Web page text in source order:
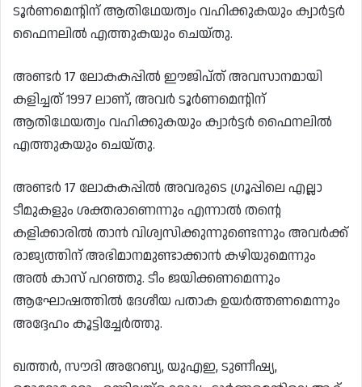
ടൂർണമെന്റിന് ആതിഥേയത്വം വഹിക്കുകയും ക്വാർട്ടർ
ഫൈനലിൽ എത്തുകയും ചെയ്തു.
അണ്ടർ 17 ലോകകപ്പിൽ ഈജിപ്ത് അവസാനമായി
കളിച്ചത് 1997 ലാണ്, അവർ ടൂർണമെന്റിന്
ആതിഥേയത്വം വഹിക്കുകയും ക്വാർട്ടർ ഫൈനലിൽ
എത്തുകയും ചെയ്തു.
അണ്ടർ 17 ലോകകപ്പിൽ അവരുടെ ഗ്രൂപ്പിലെ എല്ലാ
ടീമുകളും ശക്തരാണെന്നും എന്നാൽ തന്റെ
കളിക്കാരിൽ താൻ വിശ്വസിക്കുന്നുണ്ടെന്നും അവർക്ക്
രാജ്യത്തിന് അഭിമാനമുണ്ടാക്കാൻ കഴിയുമെന്നും
അൽ കാസ് പറഞ്ഞു. ടീം ജയിക്കണമെന്നും
ആഘോഷത്തിൽ ദേശീയ പതാക ഉയർത്തണമെന്നും
അദ്ദേഹം കൂട്ടിച്ചേർത്തു.
ഖത്തർ, സൗദി അറേബ്യ, യുഎഇ, ടുണീഷ്യ,